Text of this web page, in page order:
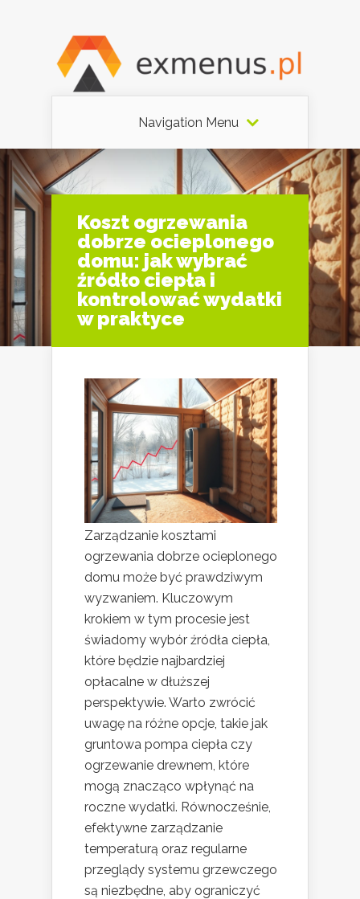
Navigation Menu
Koszt ogrzewania
dobrze ocieplonego
domu: jak wybrać
źródło ciepła i
kontrolować wydatki
w praktyce
Zarządzanie kosztami
ogrzewania dobrze ocieplonego
domu może być prawdziwym
wyzwaniem. Kluczowym
krokiem w tym procesie jest
świadomy wybór źródła ciepła,
które będzie najbardziej
opłacalne w dłuższej
perspektywie. Warto zwrócić
uwagę na różne opcje, takie jak
gruntowa pompa ciepła czy
ogrzewanie drewnem, które
mogą znacząco wpłynąć na
roczne wydatki. Równocześnie,
efektywne zarządzanie
temperaturą oraz regularne
przeglądy systemu grzewczego
są niezbędne, aby ograniczyć